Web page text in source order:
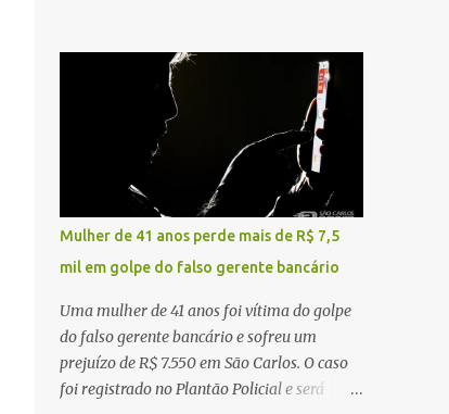
A cidade concentra hospitais, unidades
especializadas e serviços de média e alta
complexidade que atendem pacientes não
apenas do município, mas também de
diversas cidades do entorno, ampliando
significativamente a responsabilidade da
gestão sobre o Sistema Único de Saúde
(SUS). Nos últimos anos, o Governo Federal
tem ampliado investimentos destinados ao
fortalecimento da atenção básica, da
infraestrutura hospitalar e da
regionalização dos serviços de saúde.
Entretanto, em um cenário de demandas
Mulher de 41 anos perde mais de R$ 7,5
mil em golpe do falso gerente bancário
Uma mulher de 41 anos foi vítima do golpe
do falso gerente bancário e sofreu um
prejuízo de R$ 7.550 em São Carlos. O caso
foi registrado no Plantão Policial e será